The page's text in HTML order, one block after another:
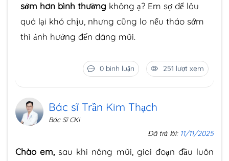
sớm hơn bình thường không ạ? Em sợ để lâu
quá lại khó chịu, nhưng cũng lo nếu tháo sớm
thì ảnh hưởng đến dáng mũi.
0 bình luận 251 lượt xem
Bác sĩ Trần Kim Thạch
Bác Sĩ CKI
Đã trả lời: 11/11/2025
Chào em,sau khi nâng mũi, giai đoạn đầu luôn